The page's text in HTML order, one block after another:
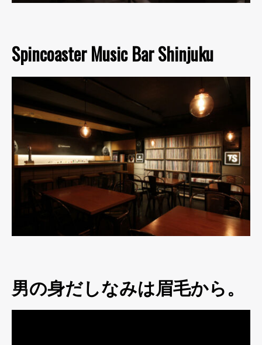
Spincoaster Music Bar Shinjuku
男の身だしなみは眉毛から。